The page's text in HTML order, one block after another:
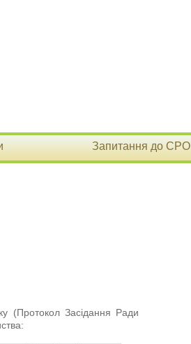
Запитання до СРО
(Протокол Засідання Ради